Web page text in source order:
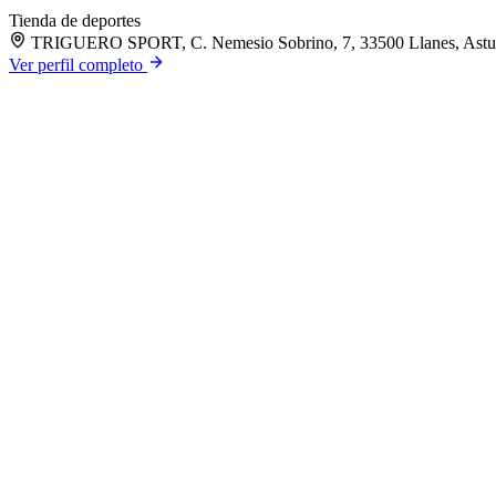
Tienda de deportes
TRIGUERO SPORT, C. Nemesio Sobrino, 7, 33500 Llanes,
Ver perfil completo